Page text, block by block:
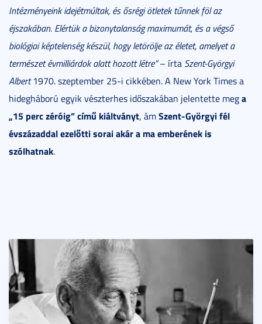
Intézményeink idejétmúltak, és ősrégi ötletek tűnnek föl az
éjszakában. Elértük a bizonytalanság maximumát, és a végső
biológiai képtelenség készül, hogy letörölje az életet, amelyet a
természet évmilliárdok alatt hozott létre”– írta Szent-Györgyi
Albert1970. szeptember 25-i cikkében. A New York Times a
hidegháború egyik vészterhes időszakában jelentette mega
„15 perc zéróig” című kiáltványt, ámSzent-Györgyi fél
évszázaddal ezelőtti sorai akár a ma emberének is
szólhatnak.